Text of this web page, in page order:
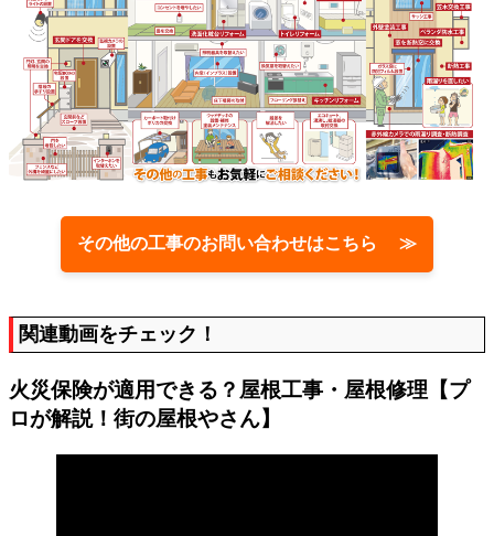
その他の工事のお問い合わせはこちら ≫
関連動画をチェック！
火災保険が適用できる？屋根工事・屋根修理【プ
ロが解説！街の屋根やさん】